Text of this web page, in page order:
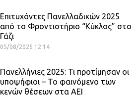
Επιτυχόντες Πανελλαδικών 2025
από το Φροντιστήριο “Κύκλος” στο
Γάζι
05/08/2025 12:14
Πανελλήνιες 2025: Τι προτίμησαν οι
υποψήφιοι – Το φαινόμενο των
κενών θέσεων στα ΑΕΙ